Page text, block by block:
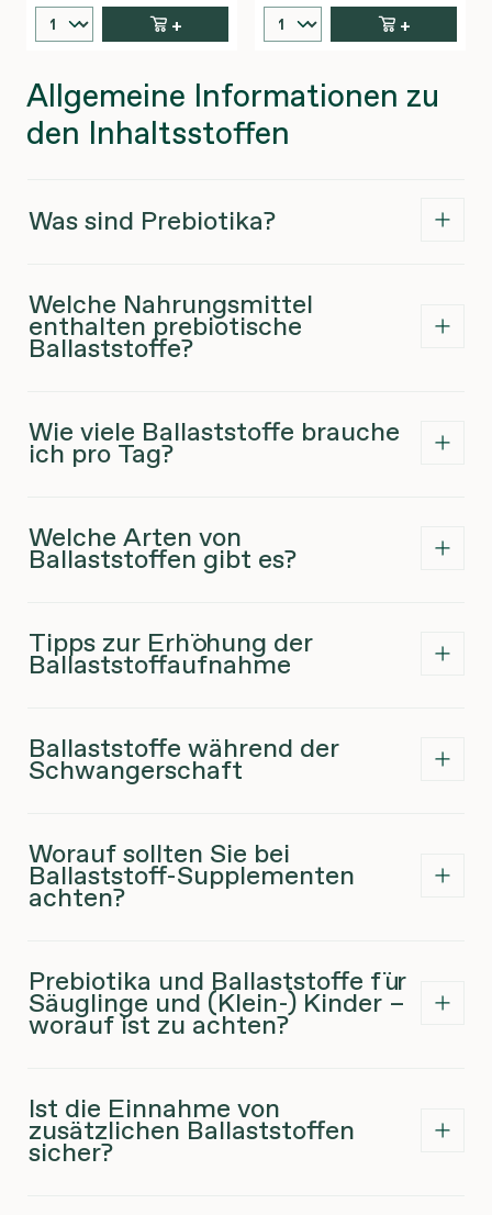
+ +
Allgemeine Informationen zu
den Inhaltsstoffen
Was sind Prebiotika?
Welche Nahrungsmittel
enthalten prebiotische
Ballaststoffe?
Wie viele Ballaststoffe brauche
ich pro Tag?
Welche Arten von
Ballaststoffen gibt es?
Tipps zur Erhöhung der
Ballaststoffaufnahme
Ballaststoffe während der
Schwangerschaft
Worauf sollten Sie bei
Ballaststoff-Supplementen
achten?
Prebiotika und Ballaststoffe für
Säuglinge und (Klein-) Kinder –
worauf ist zu achten?
Ist die Einnahme von
zusätzlichen Ballaststoffen
sicher?